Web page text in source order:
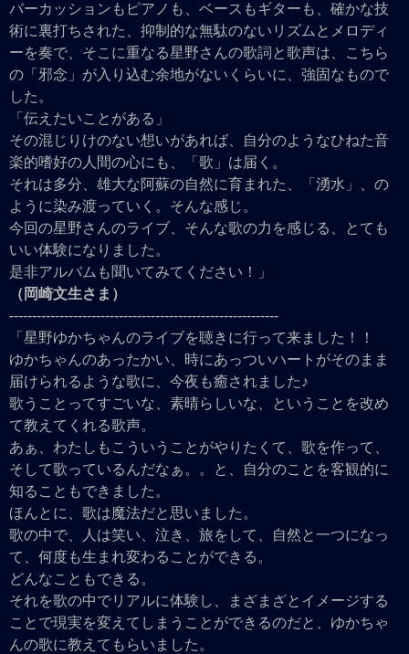
パーカッションもピアノも、ベースもギターも、確かな技
術に裏打ちされた、抑制的な無駄のないリズムとメロディ
ーを奏で、そこに重なる星野さんの歌詞と歌声は、こちら
の「邪念」が入り込む余地がないくらいに、強固なもので
した。
「伝えたいことがある」
その混じりけのない想いがあれば、自分のようなひねた音
楽的嗜好の人間の心にも、「歌」は届く。
それは多分、雄大な阿蘇の自然に育まれた、「湧水」、の
ように染み渡っていく。そんな感じ。
今回の星野さんのライブ、そんな歌の力を感じる、とても
いい体験になりました。
是非アルバムも聞いてみてください！」
（岡崎文生さま）
-----------------------------------------------------------
「星野ゆかちゃんのライブを聴きに行って来ました！！
ゆかちゃんのあったかい、時にあっついハートがそのまま
届けられるような歌に、今夜も癒されました♪
歌うことってすごいな、素晴らしいな、ということを改め
て教えてくれる歌声。
あぁ、わたしもこういうことがやりたくて、歌を作って、
そして歌っているんだなぁ。。と、自分のことを客観的に
知ることもできました。
ほんとに、歌は魔法だと思いました。
歌の中で、人は笑い、泣き、旅をして、自然と一つになっ
て、何度も生まれ変わることができる。
どんなこともできる。
それを歌の中でリアルに体験し、まざまざとイメージする
ことで現実を変えてしまうことができるのだと、ゆかちゃ
んの歌に教えてもらいました。